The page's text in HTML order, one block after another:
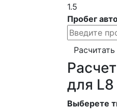
1.5
Пробег
для L8
Выберете